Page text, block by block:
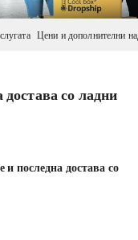
достава со ладни
последна достава со